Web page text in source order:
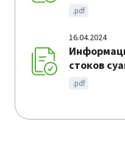
.pdf
16.04.2024
стоков
.pdf